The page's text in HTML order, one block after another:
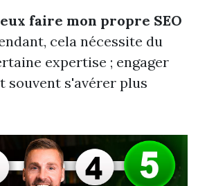
faire mon propre SEO
cela nécessite du
expertise ; engager
souvent s'avérer plus